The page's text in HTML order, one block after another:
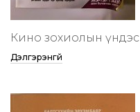
Кино зохиолын үндэс
Дэлгэрэнгүй